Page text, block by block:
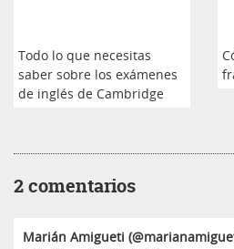
Todo lo que necesitas
saber sobre los exámenes
de inglés de Cambridge
2 comentarios
Marián Amigueti